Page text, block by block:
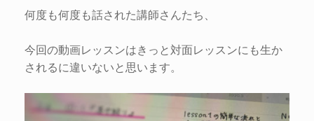
何度も何度も話された講師さんたち、
今回の動画レッスンはきっと対面レッスンにも生か
されるに違いないと思います。